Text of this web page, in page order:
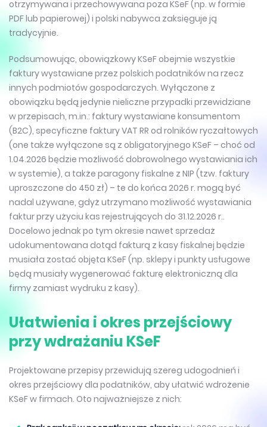
otrzymywana i przechowywana poza KSeF (np. w formie
PDF lub papierowej) i polski nabywca zaksięguje ją
tradycyjnie.
Podsumowując, obowiązkowy KSeF obejmie wszystkie
faktury wystawiane przez polskich podatników na rzecz
innych podmiotów gospodarczych. Wyłączone z
obowiązku będą jedynie nieliczne przypadki przewidziane
w przepisach, m.in.: faktury wystawiane konsumentom
(B2C), specyficzne faktury VAT RR od rolników ryczałtowych
(one także wyłączone są z obligatoryjnego KSeF – choć od
1.04.2026 będzie możliwość dobrowolnego wystawiania ich
w systemie), a także paragony fiskalne z NIP (tzw. faktury
uproszczone do 450 zł) – te do końca 2026 r. mogą być
nadal używane, gdyż utrzymano możliwość wystawiania
faktur przy użyciu kas rejestrujących do 31.12.2026 r..
Docelowo jednak po tym okresie nawet sprzedaż
udokumentowana dotąd fakturą z kasy fiskalnej będzie
musiała zostać objęta KSeF (np. sklepy i punkty usługowe
będą musiały wygenerować fakturę elektroniczną dla
firmy zamiast wydruku z kasy).
Ułatwienia i okres przejściowy
przy wdrażaniu KSeF
Projektowane przepisy przewidują szereg udogodnień i
okres przejściowy dla podatników, aby ułatwić wdrożenie
KSeF w firmach. Oto najważniejsze z nich: